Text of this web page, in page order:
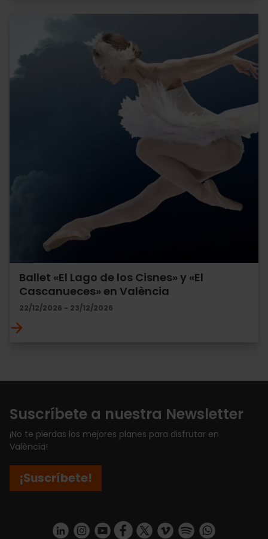
Ballet «El Lago de los Cisnes» y «El
Cascanueces» en València
22/12/2026 - 23/12/2026
Suscríbete a nuestra Newsletter
¡No te pierdas los mejores planes para disfrutar en
València!
¡Suscríbete!
https://www.linkedin.com/company/turismo-valencia/mycompany/
https://www.instagram.com/visit_valencia/
https://www.youtube.com/user/
https://www.facebook.com/
https://twitter.com/
https://vimeo.com/
https://https://api.whatsapp.com/